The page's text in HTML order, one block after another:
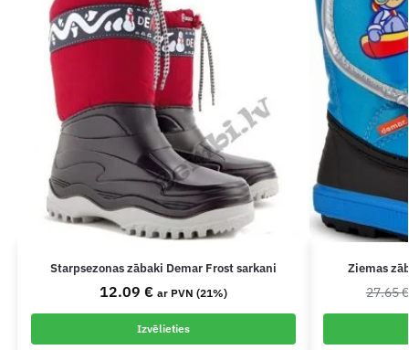
Starpsezonas zābaki Demar Frost sarkani
12.09 € ar PVN (21%)
Izvēlieties
Ziemas
27.65€